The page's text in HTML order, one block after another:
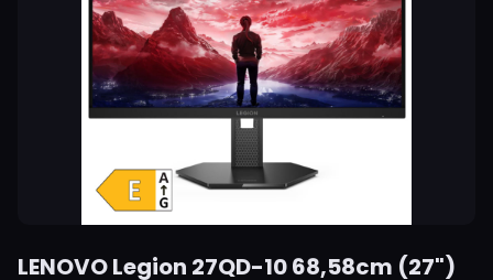
LENOVO Legion 27QD-10 68,58cm (27")